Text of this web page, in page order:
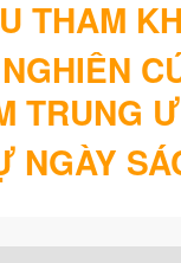
THAM
TRUNG
NGÀY